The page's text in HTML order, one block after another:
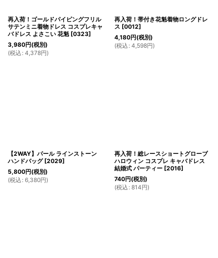
再入荷！ゴールドパイピングフリル
サテンミニ着物ドレス コスプレキャ
バドレス よさこい 花魁 [0323]
3,980円(税別)
(税込 : 4,378円)
再入荷！帯付き花魁着物ロングドレ
ス [0012]
4,180円(税別)
(税込 : 4,598円)
【2WAY】パール ラインストーン
ハンドバッグ [2029]
5,800円(税別)
(税込 : 6,380円)
再入荷！総レースショートグローブ
ハロウィン コスプレ キャバドレス
結婚式 パーティー [2016]
740円(税別)
(税込 : 814円)